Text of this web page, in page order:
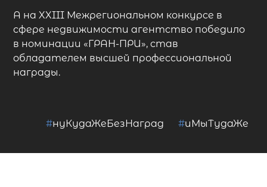
А на XXIII Межрегиональном конкурсе в
сфере недвижимости агентство победило
в номинации «ГРАН-ПРИ», став
обладателем высшей профессиональной
награды.
#нуКудаЖеБезНаград #иМыТудаЖе